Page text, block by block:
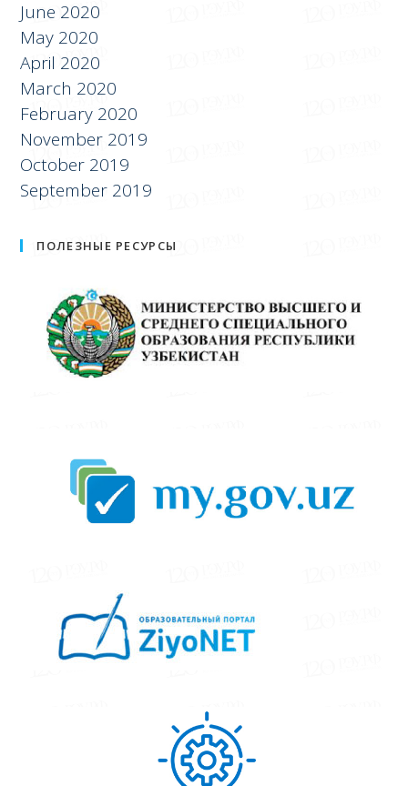
April 2020
March 2020
February 2020
November 2019
October 2019
September 2019